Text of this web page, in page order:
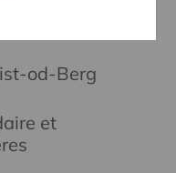
od-Berg
et